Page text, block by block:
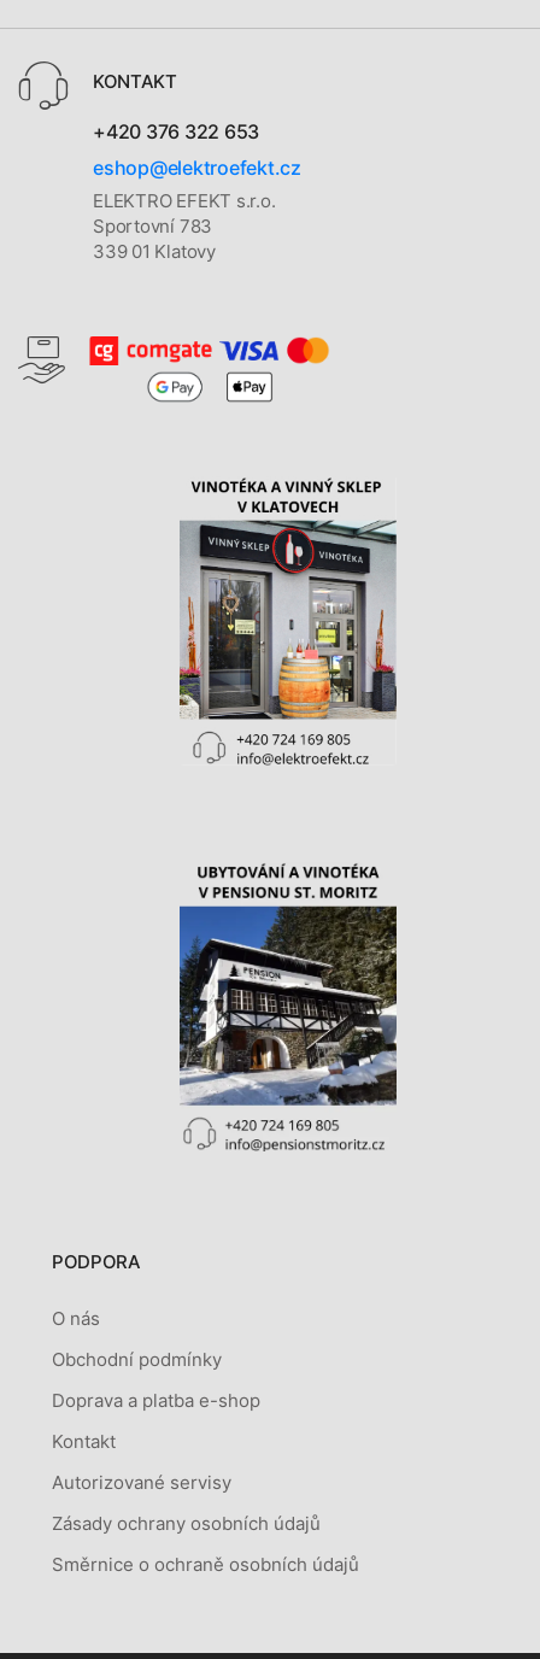
KONTAKT
+420 376 322 653
eshop@elektroefekt.cz
ELEKTRO EFEKT s.r.o.
Sportovní 783
339 01 Klatovy
PODPORA
O nás
Obchodní podmínky
Doprava a platba e-shop
Kontakt
Autorizované servisy
Zásady ochrany osobních údajů
Směrnice o ochraně osobních údajů